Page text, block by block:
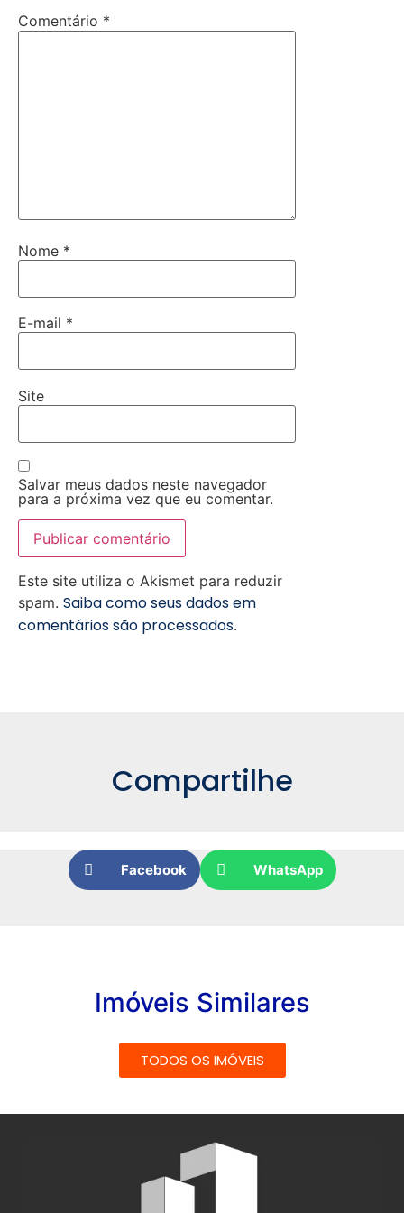
Comentário *
Nome *
E-mail *
Site
Salvar meus dados neste navegador
para a próxima vez que eu comentar.
Este site utiliza o Akismet para reduzir
spam. Saiba como seus dados em
comentários são processados.
Compartilhe
Facebook WhatsApp
Imóveis Similares
TODOS OS IMÓVEIS